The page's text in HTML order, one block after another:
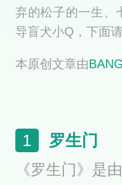
弃的松子的一生、
导盲犬小Q，下面
本原创文章由
1 罗生门
《罗生门》是